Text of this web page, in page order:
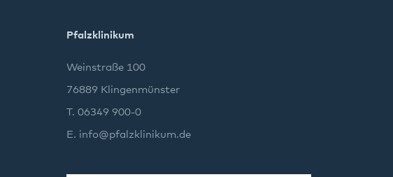
Pfalzklinikum
Weinstraße 100
76889 Klingenmünster
T. 06349 900-0
E. info@pfalzklinikum.de